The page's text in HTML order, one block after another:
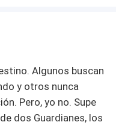
Este es el Libro Uno
Algunos buscan
y otros nunca
Pero, yo no. Supe
dos Guardianes, los